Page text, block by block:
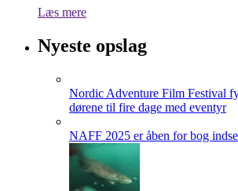
Læs mere
Nyeste opslag
Nordic Adventure Film Festival
dørene til fire dage med eventyr
NAFF 2025 er åben for bog